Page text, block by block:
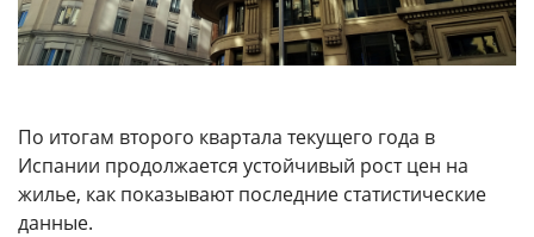
По итогам второго квартала текущего года в
Испании продолжается устойчивый рост цен на
жилье, как показывают последние статистические
данные.